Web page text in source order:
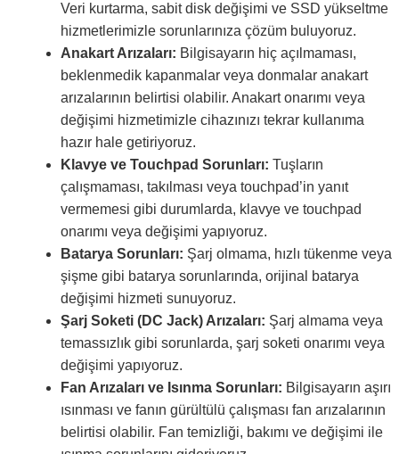
Veri kurtarma, sabit disk değişimi ve SSD yükseltme
hizmetlerimizle sorunlarınıza çözüm buluyoruz.
Anakart Arızaları: Bilgisayarın hiç açılmaması,
beklenmedik kapanmalar veya donmalar anakart
arızalarının belirtisi olabilir. Anakart onarımı veya
değişimi hizmetimizle cihazınızı tekrar kullanıma
hazır hale getiriyoruz.
Klavye ve Touchpad Sorunları: Tuşların
çalışmaması, takılması veya touchpad’in yanıt
vermemesi gibi durumlarda, klavye ve touchpad
onarımı veya değişimi yapıyoruz.
Batarya Sorunları: Şarj olmama, hızlı tükenme veya
şişme gibi batarya sorunlarında, orijinal batarya
değişimi hizmeti sunuyoruz.
Şarj Soketi (DC Jack) Arızaları: Şarj almama veya
temassızlık gibi sorunlarda, şarj soketi onarımı veya
değişimi yapıyoruz.
Fan Arızaları ve Isınma Sorunları: Bilgisayarın aşırı
ısınması ve fanın gürültülü çalışması fan arızalarının
belirtisi olabilir. Fan temizliği, bakımı ve değişimi ile